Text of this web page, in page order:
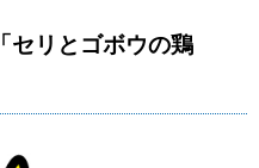
「セリとゴボウの鶏